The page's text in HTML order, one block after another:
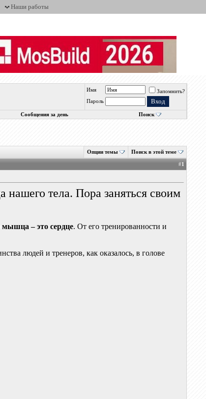
Наши работы
Имя
Запомнить?
Пароль
Сообщения за день Поиск
Опции темы Поиск в этой теме
#1
тела. Пора заняться своим
мышца – это сердце. От его тренированности и
людей и тренеров, как оказалось, в голове